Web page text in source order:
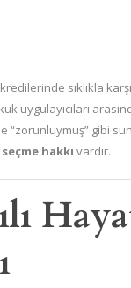
sıklıkla
uygulayıcıları
gibi
hakkı vardır.